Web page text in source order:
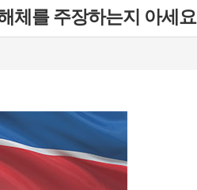
체를 주장하는지 아세요